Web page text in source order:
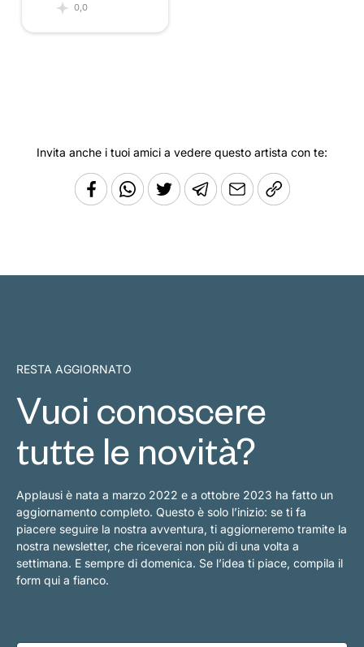
0,0
Invita anche i tuoi amici a vedere questo artista con te:
RESTA AGGIORNATO
Vuoi conoscere
tutte le novità?
Applausi è nata a marzo 2022 e a ottobre 2023 ha fatto un
aggiornamento completo. Questo è solo l’inizio: se ti fa
piacere seguire la nostra avventura, ti aggiorneremo tramite la
nostra newsletter, che riceverai non più di una volta a
settimana. E sempre di domenica. Se l’idea ti piace, compila il
form qui a fianco.